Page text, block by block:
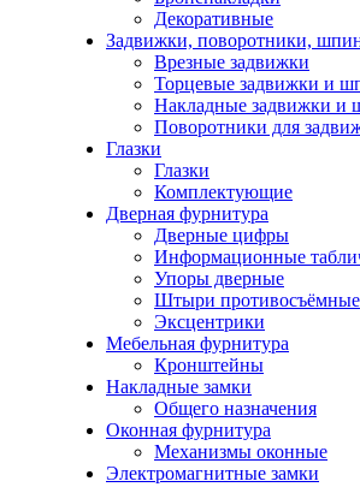
Декоративные
Задвижки, поворотники,
Врезные задвижки
Торцевые задвижки и
Накладные задвижки и
Поворотники для
Глазки
Глазки
Комплектующие
Дверная фурнитура
Дверные цифры
Информационные
Упоры дверные
Штыри противосъёмные
Эксцентрики
Мебельная фурнитура
Кронштейны
Накладные замки
Общего назначения
Оконная фурнитура
Механизмы оконные
Электромагнитные замки